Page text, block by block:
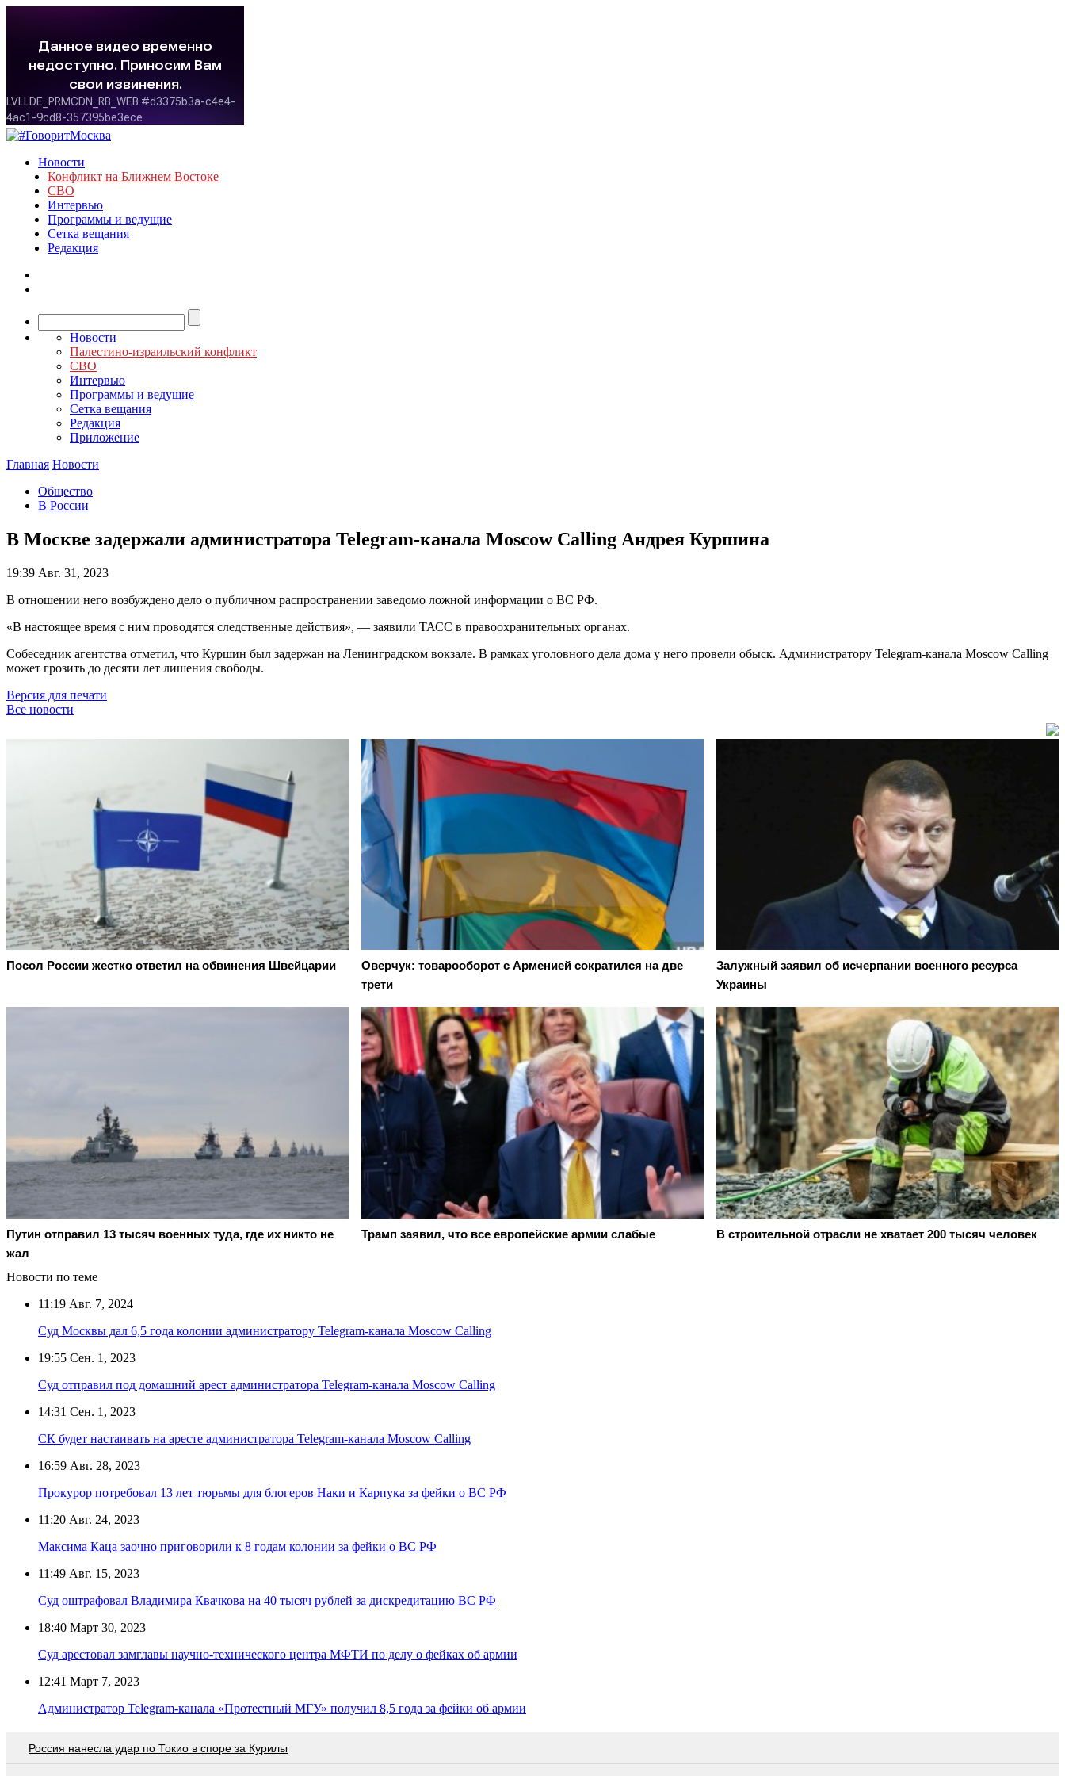
Новости
Конфликт на Ближнем Востоке
СВО
Интервью
Программы и ведущие
Сетка вещания
Редакция
Новости
Палестино-израильский конфликт
СВО
Интервью
Программы и ведущие
Сетка вещания
Редакция
Приложение
Главная Новости
Общество
В России
В Москве задержали администратора Telegram-канала Moscow Calling Андрея Куршина
19:39 Авг. 31, 2023
В отношении него возбуждено дело о публичном распространении заведомо ложной информации о ВС РФ.
«В настоящее время с ним проводятся следственные действия», — заявили ТАСС в правоохранительных органах.
Собеседник агентства отметил, что Куршин был задержан на Ленинградском вокзале. В рамках уголовного дела дома у него провели обыск. Администратору Telegram-канала Moscow Calling
может грозить до десяти лет лишения свободы.
Версия для печати
Все новости
Посол России жестко ответил на обвинения Швейцарии
Оверчук: товарооборот с Арменией сократился на две
трети
Залужный заявил об исчерпании военного ресурса
Украины
Путин отправил 13 тысяч военных туда, где их никто не
жал
Трамп заявил, что все европейские армии слабые В строительной отрасли не хватает 200 тысяч человек
Новости по теме
11:19 Авг. 7, 2024
Суд Москвы дал 6,5 года колонии администратору Telegram-канала Moscow Calling
19:55 Сен. 1, 2023
Суд отправил под домашний арест администратора Telegram-канала Moscow Calling
14:31 Сен. 1, 2023
СК будет настаивать на аресте администратора Telegram-канала Moscow Calling
16:59 Авг. 28, 2023
Прокурор потребовал 13 лет тюрьмы для блогеров Наки и Карпука за фейки о ВС РФ
11:20 Авг. 24, 2023
Максима Каца заочно приговорили к 8 годам колонии за фейки о ВС РФ
11:49 Авг. 15, 2023
Суд оштрафовал Владимира Квачкова на 40 тысяч рублей за дискредитацию ВС РФ
18:40 Март 30, 2023
Суд арестовал замглавы научно-технического центра МФТИ по делу о фейках об армии
12:41 Март 7, 2023
Администратор Telegram-канала «Протестный МГУ» получил 8,5 года за фейки об армии
Россия нанесла удар по Токио в споре за Курилы